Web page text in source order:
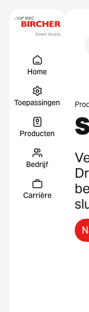
Home
Toepassingen
Producten
Bedrijf
Carrière